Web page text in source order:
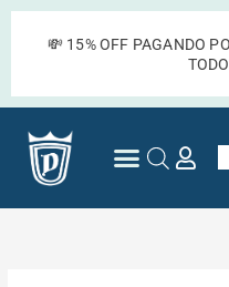
💸 15% OFF PAGANDO